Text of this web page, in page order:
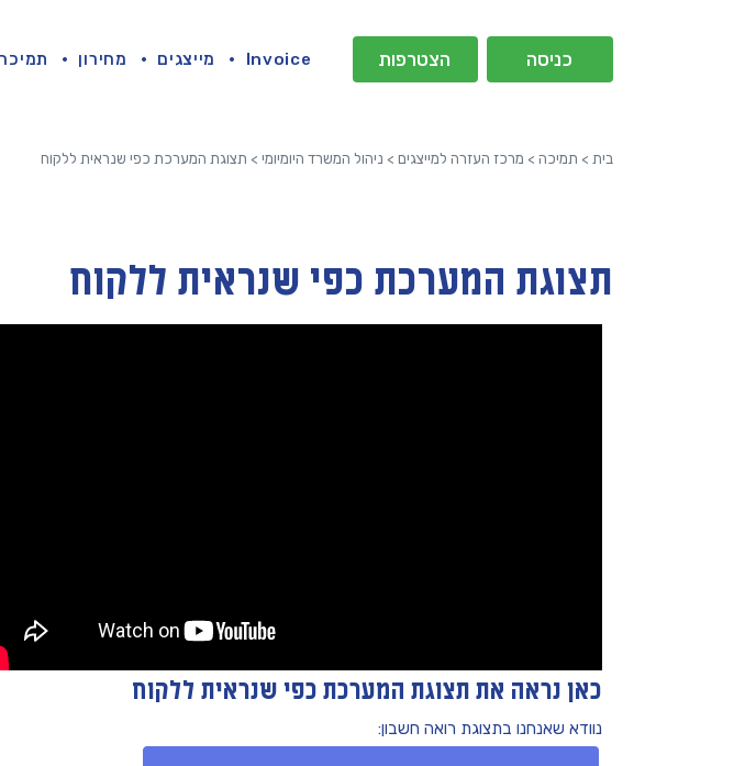
Invoice מייצגים מחירון כניסה הצטרפות
בית > תמיכה > מרכז העזרה למייצגים > ניהול המשרד היומיומי > תצוגת המערכת כפי שנראית ללקוח
תצוגת המערכת כפי שנראית ללקוח
כאן נראה את תצוגת המערכת כפי שנראית ללקוח
נוודא שאנחנו בתצוגת רואה חשבון: